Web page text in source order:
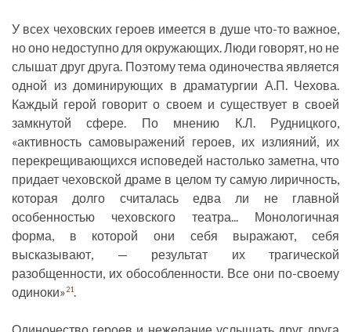
У всех чеховских героев имеется в душе что-то важное,
но оно недоступно для окружающих. Люди говорят, но не
слышат друг друга. Поэтому тема одиночества является
одной из доминирующих в драматургии А.П. Чехова.
Каждый герой говорит о своем и существует в своей
замкнутой сфере. По мнению К.Л. Рудницкого,
«активность самовыражений героев, их излияний, их
перекрещивающихся исповедей настолько заметна, что
придает чеховской драме в целом ту самую лиричность,
которая долго считалась едва ли не главной
особенностью чеховского театра... Монологичная
форма, в которой они себя выражают, себя
высказывают, — результат их трагической
разобщенности, их обособленности. Все они по-своему
одиноки»21.